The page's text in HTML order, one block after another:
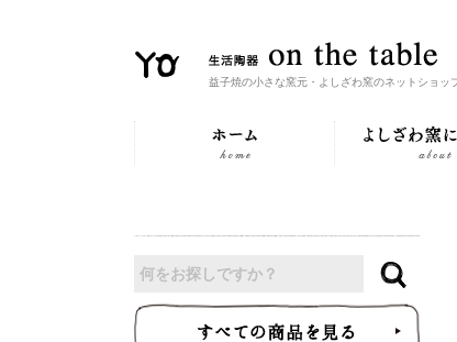
益子焼の小さな窯元・よしざわ窯のネットショッ